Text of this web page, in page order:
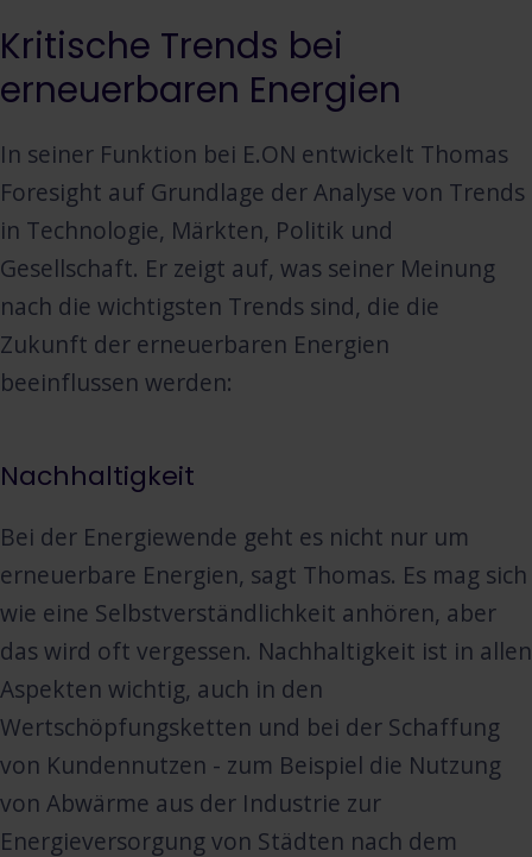
Kritische Trends bei
erneuerbaren Energien
In seiner Funktion bei E.ON entwickelt Thomas
Foresight auf Grundlage der Analyse von Trends
in Technologie, Märkten, Politik und
Gesellschaft. Er zeigt auf, was seiner Meinung
nach die wichtigsten Trends sind, die die
Zukunft der erneuerbaren Energien
beeinflussen werden:
Nachhaltigkeit
Bei der Energiewende geht es nicht nur um
erneuerbare Energien, sagt Thomas. Es mag sich
wie eine Selbstverständlichkeit anhören, aber
das wird oft vergessen. Nachhaltigkeit ist in allen
Aspekten wichtig, auch in den
Wertschöpfungsketten und bei der Schaffung
von Kundennutzen - zum Beispiel die Nutzung
von Abwärme aus der Industrie zur
Energieversorgung von Städten nach dem